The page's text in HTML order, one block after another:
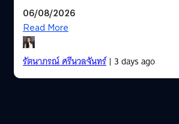
06/08/2026
Read More
รัตนาภรณ์ ศรีนวลจันทร์| 3 days ago